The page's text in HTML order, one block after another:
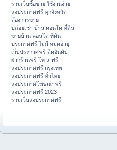
รวมเว็บซื้อขาย ใช้งานง่าย
ลงประกาศฟรี ทุกจังหวัด
ต้องการขาย
ปล่อยเช่า บ้าน คอนโด ที่ดิน
ขายบ้าน คอนโด ที่ดิน
ประกาศฟรี ไม่มี หมดอายุ
เว็บประกาศฟรี ติดอันดับ
ฝากร้านฟรี โพ ส ฟรี
ลงประกาศฟรี กรุงเทพ
ลงประกาศฟรี ทั่วไทย
ลงประกาศโฆษณาฟรี
ลงประกาศฟรี 2023
รวมเว็บลงประกาศฟรี